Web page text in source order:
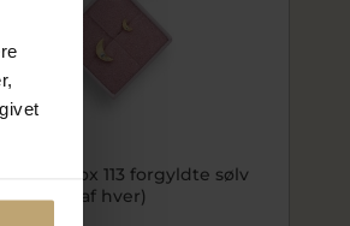
A Love Box 113 forgyldte sølv
(1 stk. af hver)